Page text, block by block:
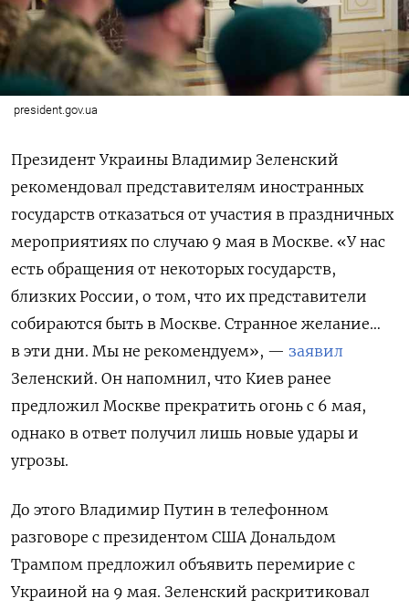
president.gov.ua
Президент Украины Владимир Зеленский
рекомендовал представителям иностранных
государств отказаться от участия в праздничных
мероприятиях по случаю 9 мая в Москве. «У нас
есть обращения от некоторых государств,
близких России, о том, что их представители
собираются быть в Москве. Странное желание…
в эти дни. Мы не рекомендуем», — заявил
Зеленский. Он напомнил, что Киев ранее
предложил Москве прекратить огонь с 6 мая,
однако в ответ получил лишь новые удары и
угрозы.
До этого Владимир Путин в телефонном
разговоре с президентом США Дональдом
Трампом предложил объявить перемирие с
Украиной на 9 мая. Зеленский раскритиковал